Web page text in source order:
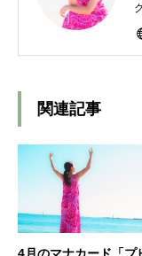
関連記事
4月のマナカード「プ